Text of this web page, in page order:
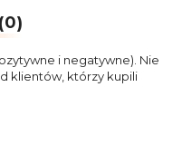
i negatywne). Nie
klientów, którzy kupili